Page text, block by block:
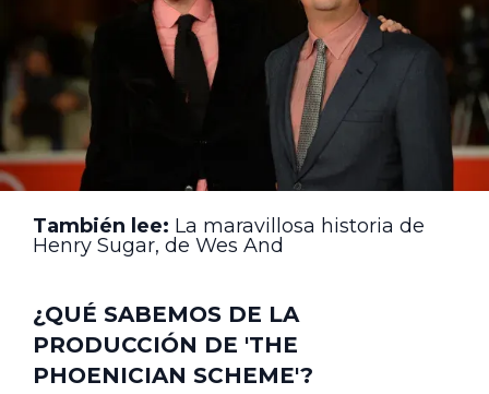
También lee: La maravillosa historia de
Henry Sugar, de Wes And
¿QUÉ SABEMOS DE LA
PRODUCCIÓN DE 'THE
PHOENICIAN SCHEME'?